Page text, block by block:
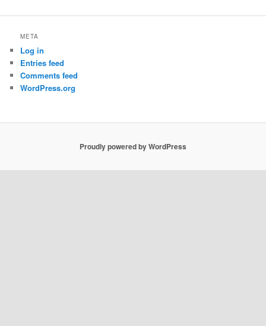
META
Log in
Entries feed
Comments feed
WordPress.org
Proudly powered by WordPress